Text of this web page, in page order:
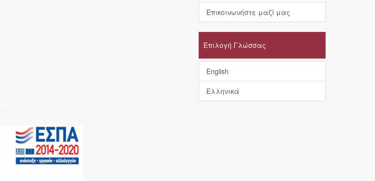
Επικοινωνήστε μαζί μας
Επιλογή Γλώσσας
English
Ελληνικά